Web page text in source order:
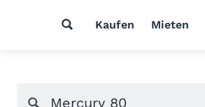
Kaufen Mieten